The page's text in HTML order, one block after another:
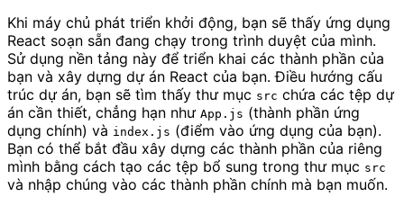
Khi máy chủ phát triển khởi động, bạn sẽ thấy ứng dụng
React soạn sẵn đang chạy trong trình duyệt của mình.
Sử dụng nền tảng này để triển khai các thành phần của
bạn và xây dựng dự án React của bạn. Điều hướng cấu
trúc dự án, bạn sẽ tìm thấy thư mục src chứa các tệp dự
án cần thiết, chẳng hạn như App.js (thành phần ứng
dụng chính) và index.js (điểm vào ứng dụng của bạn).
Bạn có thể bắt đầu xây dựng các thành phần của riêng
mình bằng cách tạo các tệp bổ sung trong thư mục src
và nhập chúng vào các thành phần chính mà bạn muốn.